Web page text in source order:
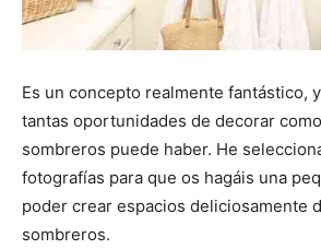
Es un concepto realmente fantástico,
tantas oportunidades de decorar
sombreros puede haber. He
fotografías para que os hagáis una
poder crear espacios deliciosamente
sombreros.